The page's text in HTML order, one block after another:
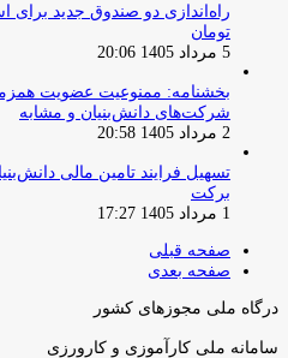
راه‌اندازی دو صندوق جدید برای
تومان
5 مرداد 1405 20:06
بخشنامه: ممنوعیت عضویت
شرکت‌های دانش‌بنیان و مشابه
2 مرداد 1405 20:58
تسهیل فرایند تامین مالی
برکت
1 مرداد 1405 17:27
صفحه قبلی
صفحه بعدی
درگاه ملی مجوزهای کشور
سامانه ملی کارآموزی و کارورزی